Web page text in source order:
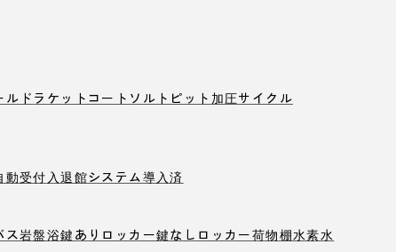
ルド ラケットコート ソルトピット 加圧サイクル
動受付 入退館システム導入済
ス岩盤浴鍵ありロッカー鍵なしロッカー荷物棚水素水